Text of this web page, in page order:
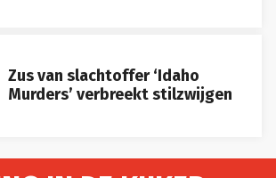
Zus van slachtoffer ‘Idaho
Murders’ verbreekt stilzwijgen